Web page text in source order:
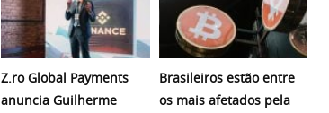
Z.ro Global Payments
anuncia Guilherme
Brasileiros estão entre
os mais afetados pela